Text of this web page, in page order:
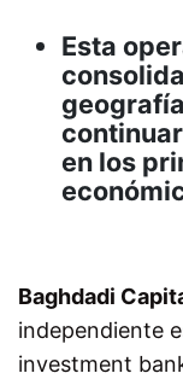
Esta
en los
Baghdadi
independiente
investment